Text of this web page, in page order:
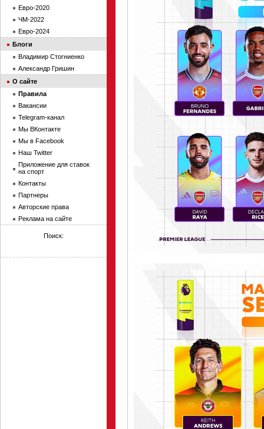
Евро-2020
ЧМ-2022
Евро-2024
Блоги
Владимир Стогниенко
Александр Гришин
О сайте
Правила
Вакансии
Telegram-канал
Мы ВКонтакте
Мы в Facebook
Наш Twitter
Приложение для ставок
на спорт
Контакты
Партнеры
Авторские права
Реклама на сайте
Поиск: